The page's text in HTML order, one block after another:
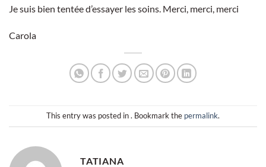
Je suis bien tentée d’essayer les soins. Merci, merci, merci
Carola
This entry was posted in . Bookmark the permalink.
TATIANA